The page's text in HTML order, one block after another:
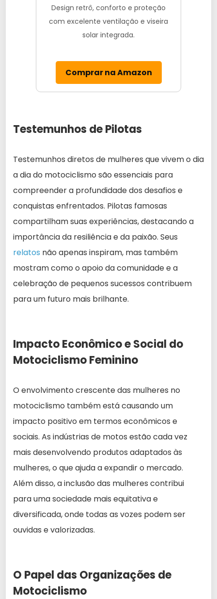
Design retrô, conforto e proteção
com excelente ventilação e viseira
solar integrada.
Comprar na Amazon
Testemunhos de Pilotas
Testemunhos diretos de mulheres que vivem o dia
a dia do motociclismo são essenciais para
compreender a profundidade dos desafios e
conquistas enfrentados. Pilotas famosas
compartilham suas experiências, destacando a
importância da resiliência e da paixão. Seus
relatos não apenas inspiram, mas também
mostram como o apoio da comunidade e a
celebração de pequenos sucessos contribuem
para um futuro mais brilhante.
Impacto Econômico e Social do
Motociclismo Feminino
O envolvimento crescente das mulheres no
motociclismo também está causando um
impacto positivo em termos econômicos e
sociais. As indústrias de motos estão cada vez
mais desenvolvendo produtos adaptados às
mulheres, o que ajuda a expandir o mercado.
Além disso, a inclusão das mulheres contribui
para uma sociedade mais equitativa e
diversificada, onde todas as vozes podem ser
ouvidas e valorizadas.
O Papel das Organizações de
Motociclismo